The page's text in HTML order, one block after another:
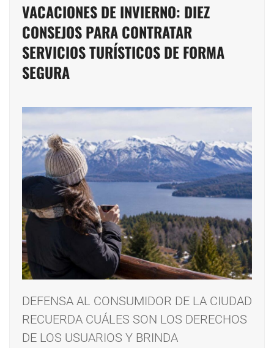
VACACIONES DE INVIERNO: DIEZ
CONSEJOS PARA CONTRATAR
SERVICIOS TURÍSTICOS DE FORMA
SEGURA
DEFENSA AL CONSUMIDOR DE LA CIUDAD
RECUERDA CUÁLES SON LOS DERECHOS
DE LOS USUARIOS Y BRINDA